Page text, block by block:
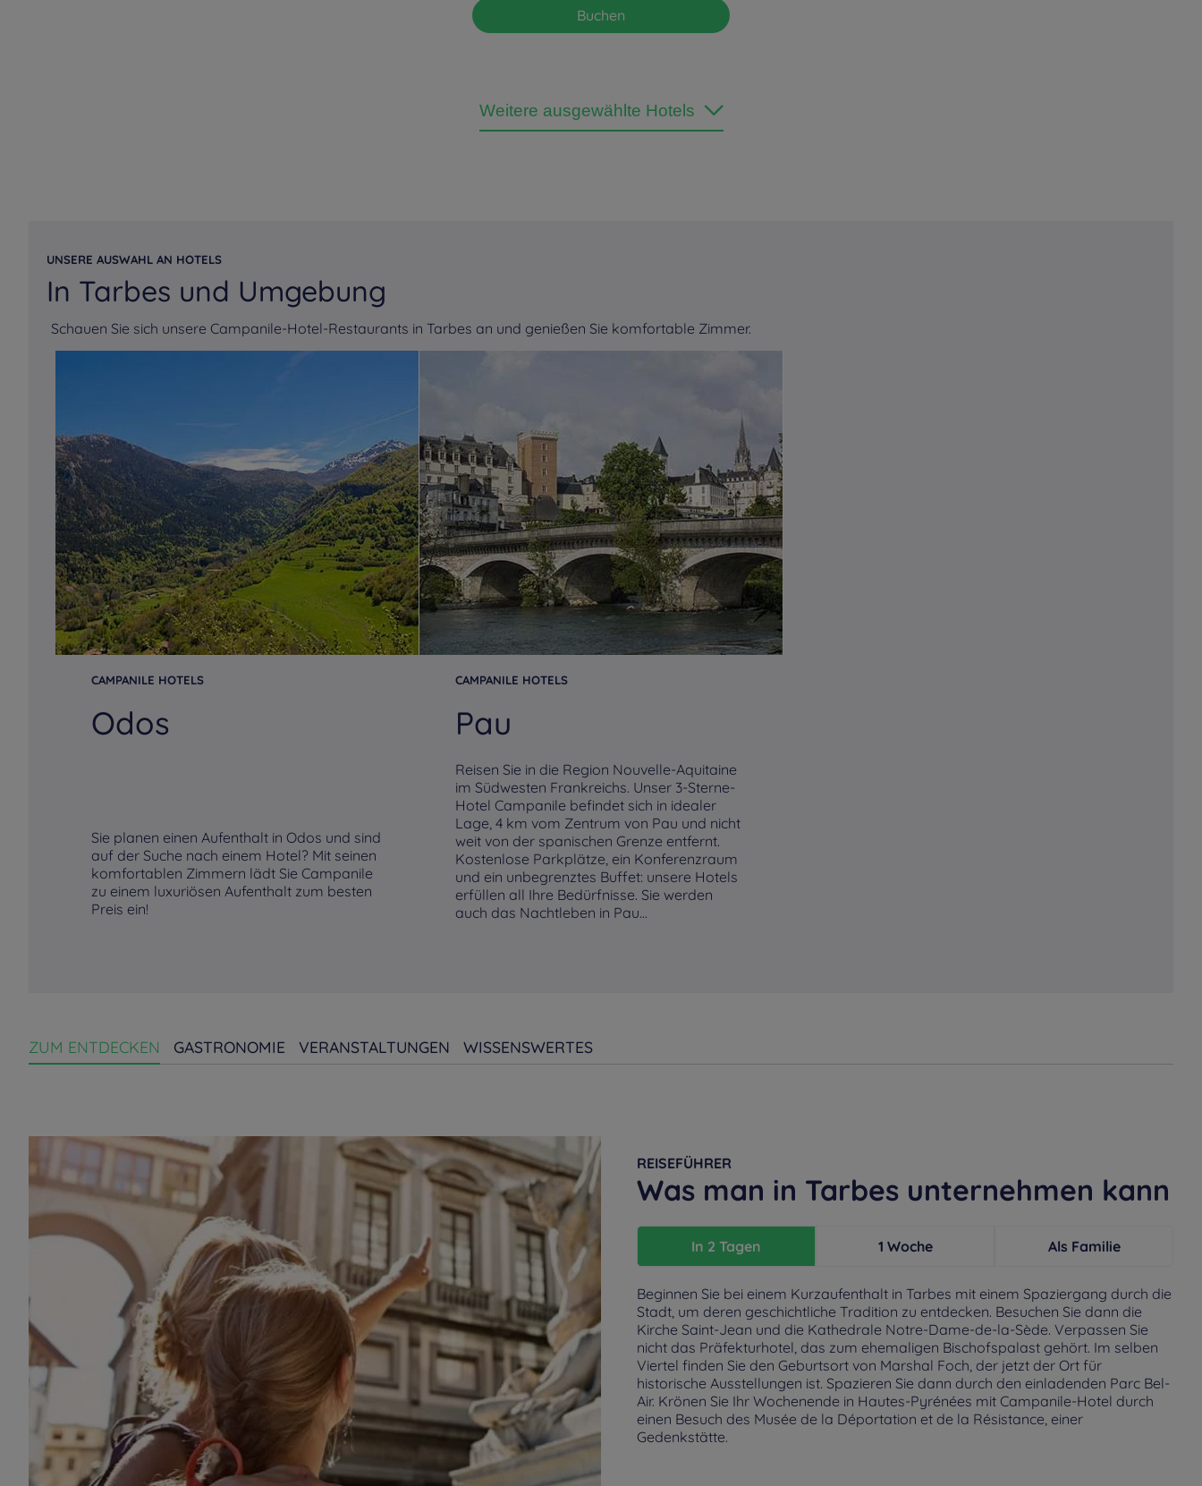
Buchen
Weitere ausgewählte Hotels
UNSERE AUSWAHL AN HOTELS
In Tarbes und Umgebung
Schauen Sie sich unsere Campanile-Hotel-Restaurants in Tarbes an und genießen Sie komfortable Zimmer.
CAMPANILE HOTELS
Odos
Sie planen einen Aufenthalt in Odos und sind
auf der Suche nach einem Hotel? Mit seinen
komfortablen Zimmern lädt Sie Campanile
zu einem luxuriösen Aufenthalt zum besten
Preis ein!
CAMPANILE HOTELS
Pau
Reisen Sie in die Region Nouvelle-Aquitaine
im Südwesten Frankreichs. Unser 3-Sterne-
Hotel Campanile befindet sich in idealer
Lage, 4 km vom Zentrum von Pau und nicht
weit von der spanischen Grenze entfernt.
Kostenlose Parkplätze, ein Konferenzraum
und ein unbegrenztes Buffet: unsere Hotels
erfüllen all Ihre Bedürfnisse. Sie werden
auch das Nachtleben in Pau...
ZUM ENTDECKEN GASTRONOMIE VERANSTALTUNGEN WISSENSWERTES
REISEFÜHRER
Was man in Tarbes unternehmen kann
In 2 Tagen 1 Woche Als Familie
Beginnen Sie bei einem Kurzaufenthalt in Tarbes mit einem Spaziergang durch die
Stadt, um deren geschichtliche Tradition zu entdecken. Besuchen Sie dann die
Kirche Saint-Jean und die Kathedrale Notre-Dame-de-la-Sède. Verpassen Sie
nicht das Präfekturhotel, das zum ehemaligen Bischofspalast gehört. Im selben
Viertel finden Sie den Geburtsort von Marshal Foch, der jetzt der Ort für
historische Ausstellungen ist. Spazieren Sie dann durch den einladenden Parc Bel-
Air. Krönen Sie Ihr Wochenende in Hautes-Pyrénées mit Campanile-Hotel durch
einen Besuch des Musée de la Déportation et de la Résistance, einer
Gedenkstätte.